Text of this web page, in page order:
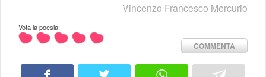
Vincenzo Francesco Mercurio
Vota la poesia:
COMMENTA